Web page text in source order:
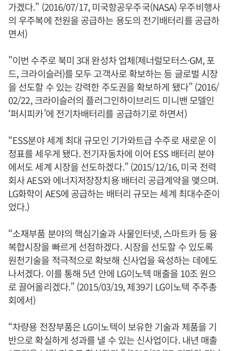
가겠다.” (2016/07/17, 미국항공우주국(NASA) 우주비행사
의 우주복에 전원을 공급하는 용도의 전기배터리를 공급하
면서)
"이번 수주로 북미 3대 완성차 업체(제너럴모터스·GM, 포
드, 크라이슬러)를 모두 고객사로 확보하는 등 글로벌 시장
을 선도할 수 있는 강력한 주도권을 확보하게 됐다” (2016/
02/22, 크라이슬러의 플러그인하이브리드 미니밴 모델인
‘퍼시피카’에 전기차배터리를 공급하기로 하면서)
“ESS분야 세계 최대 규모인 기가와트급 수주로 새로운 이
정표를 세우게 됐다. 전기자동차에 이어 ESS 배터리 분야
에서도 세계 시장을 선도하겠다.” (2015/12/16, 미국 전력
회사 AES와 에너지저장장치용 배터리 공급계약을 맺으며.
LG화학이 AES에 공급하는 배터리 규모는 세계 최대수준이
었다.)
“소재부품 분야의 핵심기술과 사물인터넷, 스마트카 등 융
복합시장을 빠르게 선점하겠다. 시장을 선도할 수 있도록
원천기술을 적극적으로 확보해 신사업을 육성하는 데에도
나서겠다. 이를 통해 5년 안에 LG이노텍 매출을 10조 원으
로 끌어올리겠다.” (2015/03/19, 제39기 LG이노텍 주주총
회에서)
“차량용 전장부품은 LG이노텍이 보유한 기술과 제품을 기
반으로 확실하게 성과를 낼 수 있는 신사업이다. 내년 매출